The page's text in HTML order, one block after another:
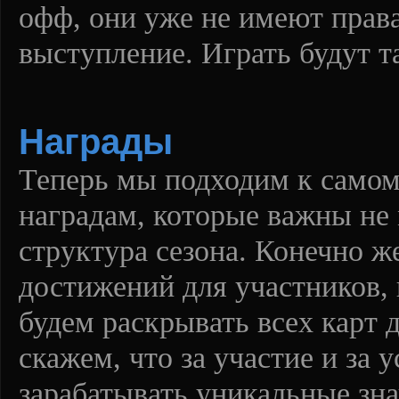
офф, они уже не имеют права
выступление. Играть будут
Награды
Теперь мы подходим к
наградам, которые важны
структура сезона. Конечно
достижений для
будем раскрывать всех
скажем, что за участие и за